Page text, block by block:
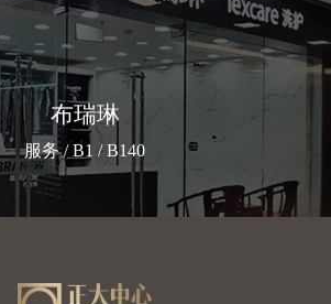
布瑞琳
服务 / B1 / B140